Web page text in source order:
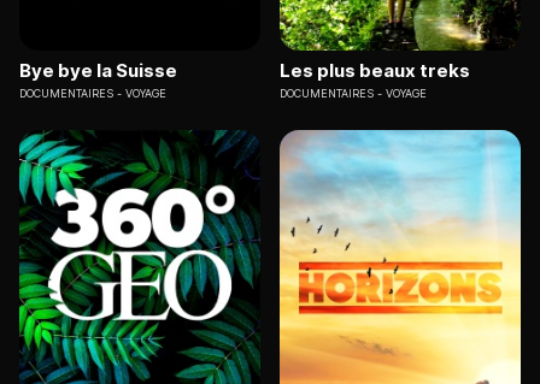
Bye bye la Suisse
DOCUMENTAIRES VOYAGE
Les plus beaux treks
DOCUMENTAIRES VOYAGE